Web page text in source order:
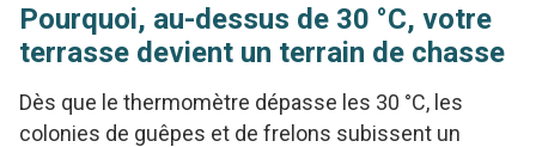
Pourquoi, au-dessus de 30 °C, votre
terrasse devient un terrain de chasse
Dès que le thermomètre dépasse les 30 °C, les
colonies de guêpes et de frelons subissent un